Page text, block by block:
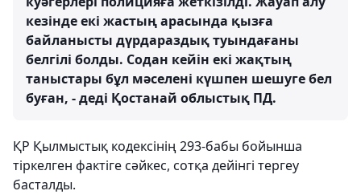
кезінде екі жастың арасында қызға
байланысты дүрдараздық туындағаны
белгілі болды. Содан кейін екі жақтың
таныстары бұл мәселені күшпен шешуге бел
буған, - деді Қостанай облыстық ПД.
ҚР Қылмыстық кодексінің 293-бабы бойынша
тіркелген фактіге сәйкес, сотқа дейінгі тергеу
басталды.